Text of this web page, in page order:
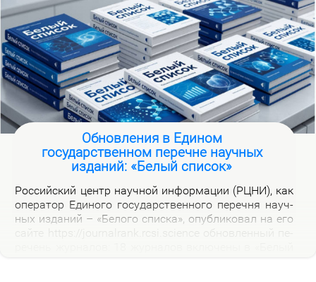
пе­ри­од вой­ны.
Обновления в Едином
государственном перечне научных
изданий: «Белый список»
Рос­сий­ский центр на­уч­ной ин­фор­ма­ции (РЦНИ), как
опе­ра­тор Еди­но­го го­судар­ствен­но­го пе­реч­ня на­уч­
ных из­да­ний – «Бе­ло­го спис­ка», опуб­ли­ко­вал на его